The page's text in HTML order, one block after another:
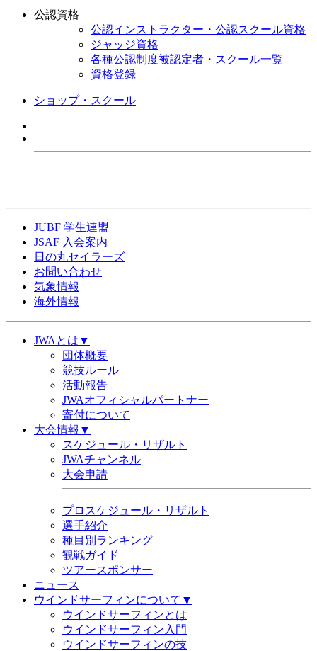
公認資格
公認インストラクター・公認スクール資格
ジャッジ資格
各種公認制度被認定者・スクール一覧
資格登録
ショップ・スクール
JUBF 学生連盟
JSAF 入会案内
日の丸セイラーズ
お問い合わせ
気象情報
海外情報
JWAとは▼
団体概要
競技ルール
活動報告
JWAオフィシャルパートナー
寄付について
大会情報▼
スケジュール・リザルト
JWAチャンネル
大会申請
プロスケジュール・リザルト
選手紹介
種目別ランキング
観戦ガイド
ツアースポンサー
ニュース
ウインドサーフィンについて▼
ウインドサーフィンとは
ウインドサーフィン入門
ウインドサーフィンの技